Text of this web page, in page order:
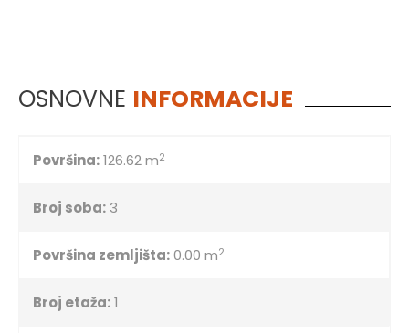
OSNOVNE INFORMACIJE
Površina:126.62 m2
Broj soba: 3
Površina zemljišta:0.00 m2
Broj etaža:1